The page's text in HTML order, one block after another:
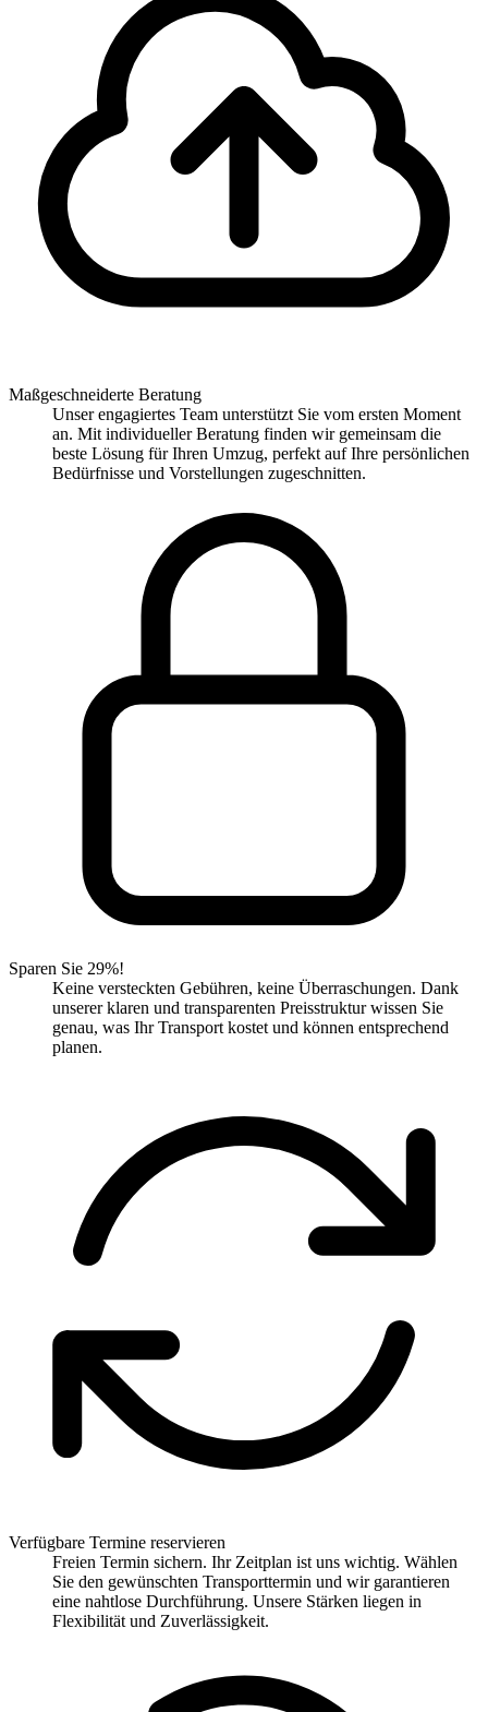
Maßgeschneiderte Beratung
Unser engagiertes Team unterstützt Sie vom ersten Moment
an. Mit individueller Beratung finden wir gemeinsam die
beste Lösung für Ihren Umzug, perfekt auf Ihre persönlichen
Bedürfnisse und Vorstellungen zugeschnitten.
Sparen Sie 29%!
Keine versteckten Gebühren, keine Überraschungen. Dank
unserer klaren und transparenten Preisstruktur wissen Sie
genau, was Ihr Transport kostet und können entsprechend
planen.
Verfügbare Termine reservieren
Freien Termin sichern. Ihr Zeitplan ist uns wichtig. Wählen
Sie den gewünschten Transporttermin und wir garantieren
eine nahtlose Durchführung. Unsere Stärken liegen in
Flexibilität und Zuverlässigkeit.